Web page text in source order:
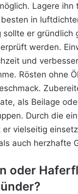
Lagere ihn
in
sollte er gründlich
werden.
und
Rösten ohne
als Beilage
Durch die
er vielseitig
auch herzhafte
oder